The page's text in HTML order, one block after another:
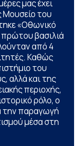
μας έχει
Μουσείο του
«Οθωνικό
βασιλιά
από 4
Καθώς
του
αλλά και της
περιοχής,
ρόλο, ο
την παραγωγή
μέσα στη